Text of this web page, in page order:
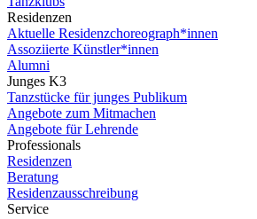
Residenzen
Aktuelle Residenzchoreograph*innen
Assoziierte Künstler*innen
Alumni
Junges K3
Tanzstücke für junges Publikum
Angebote zum Mitmachen
Angebote für Lehrende
Professionals
Residenzen
Beratung
Residenzausschreibung
Service